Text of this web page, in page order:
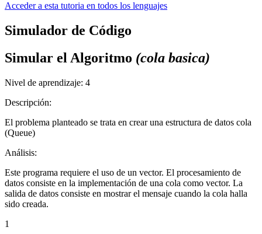
Acceder a esta tutoria en todos los lenguajes
Simulador de Código
Simular el Algoritmo (cola basica)
Nivel de aprendizaje: 4
Descripción:
El problema planteado se trata en crear una estructura de datos cola
(Queue)
Análisis:
Este programa requiere el uso de un vector. El procesamiento de
datos consiste en la implementación de una cola como vector. La
salida de datos consiste en mostrar el mensaje cuando la cola halla
sido creada.
1